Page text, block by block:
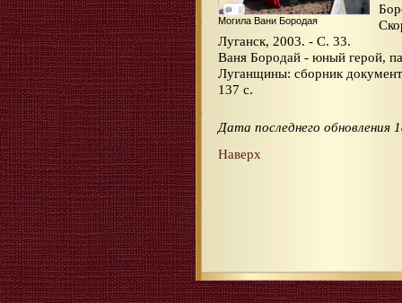
Могила Вани Бородая
Луганск, 2003. - С. 33.
Ваня Бородай - юный герой,
Луганщины: сборник
137 с.
Дата последнего обновления
Наверх